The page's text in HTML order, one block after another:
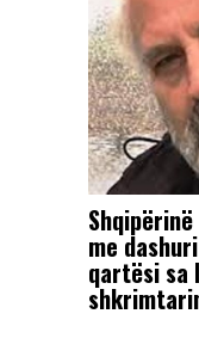
me
qartësi sa